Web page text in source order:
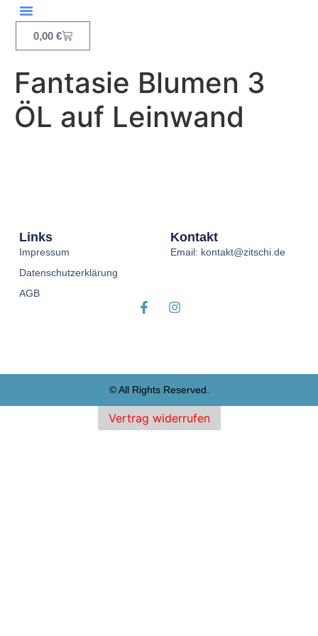
springen
0,00€
Fantasie Blumen 3
ÖL auf Leinwand
Links
Impressum
Datenschutzerklärung
AGB
Kontakt
Email: kontakt@zitschi.de
© All Rights Reserved.
Vertrag widerrufen